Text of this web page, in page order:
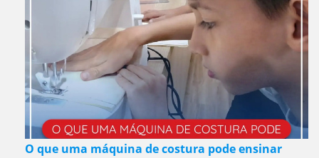
O que uma máquina de costura pode ensinar